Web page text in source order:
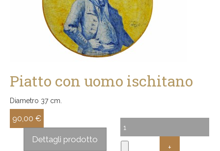
Piatto con uomo ischitano
Diametro 37 cm.
90,00 €
Dettagli prodotto